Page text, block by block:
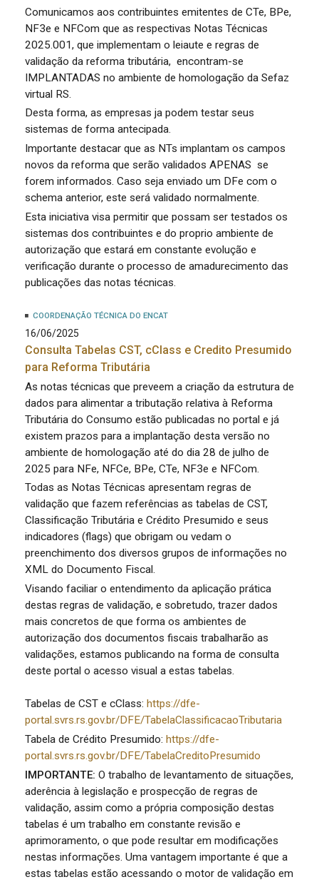
Comunicamos aos contribuintes emitentes de CTe, BPe,
NF3e e NFCom que as respectivas Notas Técnicas
2025.001, que implementam o leiaute e regras de
validação da reforma tributária, encontram-se
IMPLANTADAS no ambiente de homologação da Sefaz
virtual RS.
Desta forma, as empresas ja podem testar seus
sistemas de forma antecipada.
Importante destacar que as NTs implantam os campos
novos da reforma que serão validados APENAS se
forem informados. Caso seja enviado um DFe com o
schema anterior, este será validado normalmente.
Esta iniciativa visa permitir que possam ser testados os
sistemas dos contribuintes e do proprio ambiente de
autorização que estará em constante evolução e
verificação durante o processo de amadurecimento das
publicações das notas técnicas.
COORDENAÇÃO TÉCNICA DO ENCAT
16/06/2025
Consulta Tabelas CST, cClass e Credito Presumido
para Reforma Tributária
As notas técnicas que preveem a criação da estrutura de
dados para alimentar a tributação relativa à Reforma
Tributária do Consumo estão publicadas no portal e já
existem prazos para a implantação desta versão no
ambiente de homologação até do dia 28 de julho de
2025 para NFe, NFCe, BPe, CTe, NF3e e NFCom.
Todas as Notas Técnicas apresentam regras de
validação que fazem referências as tabelas de CST,
Classificação Tributária e Crédito Presumido e seus
indicadores (flags) que obrigam ou vedam o
preenchimento dos diversos grupos de informações no
XML do Documento Fiscal.
Visando faciliar o entendimento da aplicação prática
destas regras de validação, e sobretudo, trazer dados
mais concretos de que forma os ambientes de
autorização dos documentos fiscais trabalharão as
validações, estamos publicando na forma de consulta
deste portal o acesso visual a estas tabelas.
Tabelas de CST e cClass: https://dfe-
portal.svrs.rs.gov.br/DFE/TabelaClassificacaoTributaria
Tabela de Crédito Presumido: https://dfe-
portal.svrs.rs.gov.br/DFE/TabelaCreditoPresumido
IMPORTANTE: O trabalho de levantamento de situações,
aderência à legislação e prospecção de regras de
validação, assim como a própria composição destas
tabelas é um trabalho em constante revisão e
aprimoramento, o que pode resultar em modificações
nestas informações. Uma vantagem importante é que a
estas tabelas estão acessando o motor de validação em